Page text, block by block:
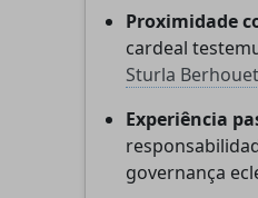
Proximidade
cardeal
Sturla Berhouet
Experiência
governança